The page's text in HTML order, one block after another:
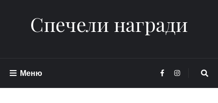
Спечели награди
Меню